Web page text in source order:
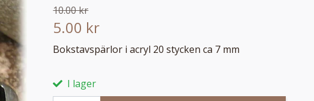
10.00 kr
5.00 kr
Bokstavspärlor i acryl 20 stycken ca 7 mm
I lager